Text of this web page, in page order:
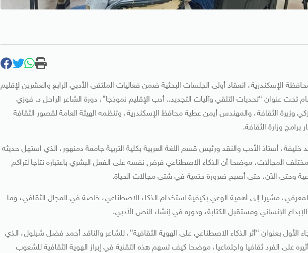
الإسكندرية، انعقاد أولى الجلسات البحثية ضمن فعاليات الملتقى الأدبي الرابع والعشرين لإقليم
تحت عنوان “تحديات التلقي وآليات التجديد.. أدب الإقليم نموذجا”، دورة الشاعر الراحل د. فوزي
وزيرة الثقافة، والمهندس أيمن عطية محافظ الإسكندرية، وتنظمه الهيئة العامة لقصور الثقافة
وزارة الثقافة.
خليفة، أستاذ الأدب والنقد ورئيس قسم اللغة العربية بكلية التربية جامعة دمنهور، الذي استهل حديثه
مختلف المجالات، موضحا أن الذكاء الاصطناعي فرض نفسه على الفعل البشري باعتباره نتاجا لتراكم
وحتى الآن، حتى أصبح ضرورة حتمية في شتى مجالات الحياة.
مشيرا إلى أهمية الوعي بكيفية استخدام الذكاء الاصطناعي، خاصة في المجال الثقافي، وما
الإنساني ومستقبل الكتابة، ودوره في إنشاء النص الأدبي.
بعنوان “أثر الذكاء الاصطناعي على الهوية الثقافية”، للشاعر والناقد أحمد فضل شبلول، الذي
على الفرد ثقافيا واجتماعيا، موضحا كيف تسهم هذه التقنية في إبراز الهوية الثقافية للشعوب